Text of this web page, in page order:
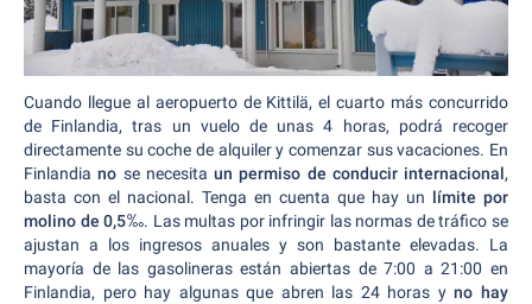
Cuando llegue al aeropuerto de Kittilä, el cuarto más concurrido
de Finlandia, tras un vuelo de unas 4 horas, podrá recoger
directamente su coche de alquiler y comenzar sus vacaciones. En
Finlandiano se necesita un permiso de conducir internacional,
basta con el nacional. Tenga en cuenta que hay un límite por
molino de 0,5‰. Las multas por infringir las normas de tráfico se
ajustan a los ingresos anuales y son bastante elevadas. La
mayoría de las gasolineras están abiertas de 7:00 a 21:00 en
Finlandia, pero hay algunas que abren las 24 horas yno hay